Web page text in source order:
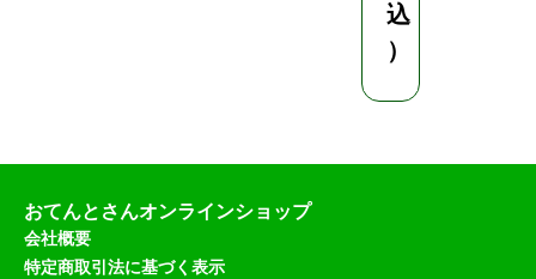
込
）
おてんとさんオンラインショップ
会社概要
特定商取引法に基づく表示